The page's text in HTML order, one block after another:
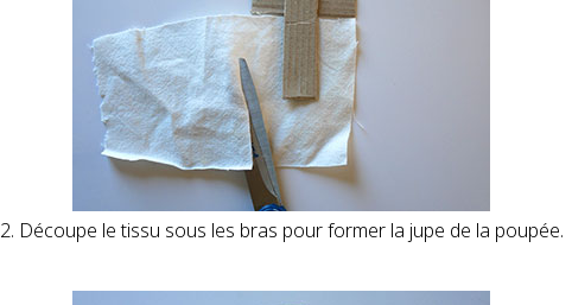
2. Découpe le tissu sous les bras pour former la jupe de la poupée.